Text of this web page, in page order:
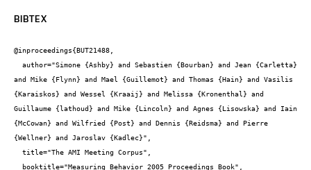
BIBTEX
@inproceedings{BUT21488,
and Mike {Flynn} and Mael {Guillemot} and Thomas {Hain} and Vasilis
{Karaiskos} and Wessel {Kraaij} and Melissa {Kronenthal} and
Guillaume {lathoud} and Mike {Lincoln} and Agnes {Lisowska} and Iain
{McCowan} and Wilfried {Post} and Dennis {Reidsma} and Pierre
{Wellner} and Jaroslav {Kadlec}",